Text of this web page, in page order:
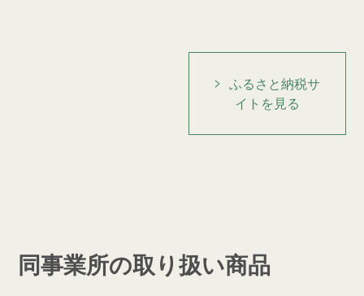
ふるさと納税サ
イトを見る
同事業所の取り扱い商品